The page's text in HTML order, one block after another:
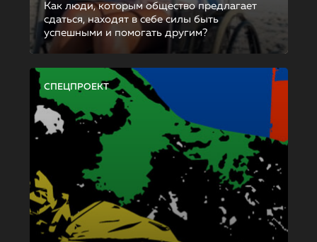
Как люди, которым общество предлагает
сдаться, находят в себе силы быть
успешными и помогать другим?
СПЕЦПРОЕКТ